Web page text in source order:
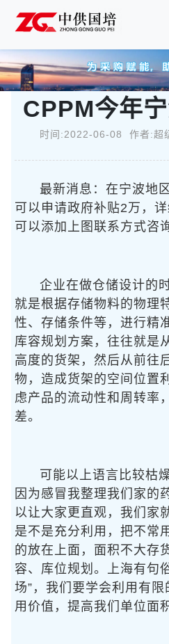
CPPM今年
时间:2022-06-08 作者:超
最新消息：在宁波地
可以申请政府补贴2万，
可以添加上图联系方式咨
企业在做仓储设计的
就是根据存储物料的物理
性、存储条件等，进行精
库容规划方案，往往就是
高度的货架，然后从前往
物，造成货架的空间位置
虑产品的流动性和周转率
差。
可能以上语言比较枯
因为感冒我整理我们家的
以让大家更直观，我们家
是不是充分利用，把不常
的放在上面，面积不大存
容、库位规划。上海有句
场”，我们要学会利用有限
用价值，提高我们单位面